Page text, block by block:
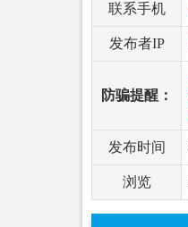
联系手机
发布者IP
防骗提醒：
发布时间
浏览